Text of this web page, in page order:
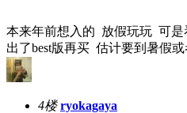
本来年前想入的 放假玩玩 可
出了best版再买 估计要到暑假
4楼 ryokagaya